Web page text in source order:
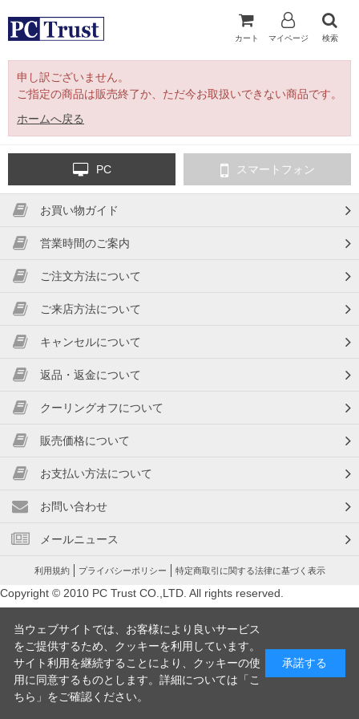
カート マイページ 検索
申し訳ございません。
ご指定の商品は販売終了か、ただ今お取扱いできない商品です。
ホームへ戻る
PC スマートフォン
お買い物ガイド
営業時間のご案内
ご注文方法について
ご来店方法について
キャンセルについて
返品・返金について
クーリングオフについて
販売価格について
お支払い方法について
お問い合わせ
メールニュース
利用規約 プライバシーポリシー 特定商取引に関する法律に基づく表示
Copyright © 2010 PC Trust CO.,LTD. All rights reserved.
当ウェブサイトでは、お客様により良いサービス
をご提供するため、クッキーを利用しています。
サイト利用を継続することにより、クッキーの使
用に同意するものとします。詳細については「 こ
ちら 」をご確認ください。
承諾する